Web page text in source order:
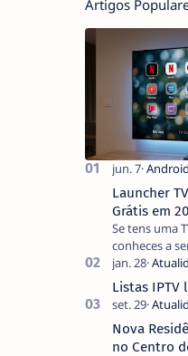
Artigos
Launcher
Grátis em
Se tens uma
conheces a
ver um filme e
coberto de
pediste, ban…
Listas IPTV
Nova
no Centro